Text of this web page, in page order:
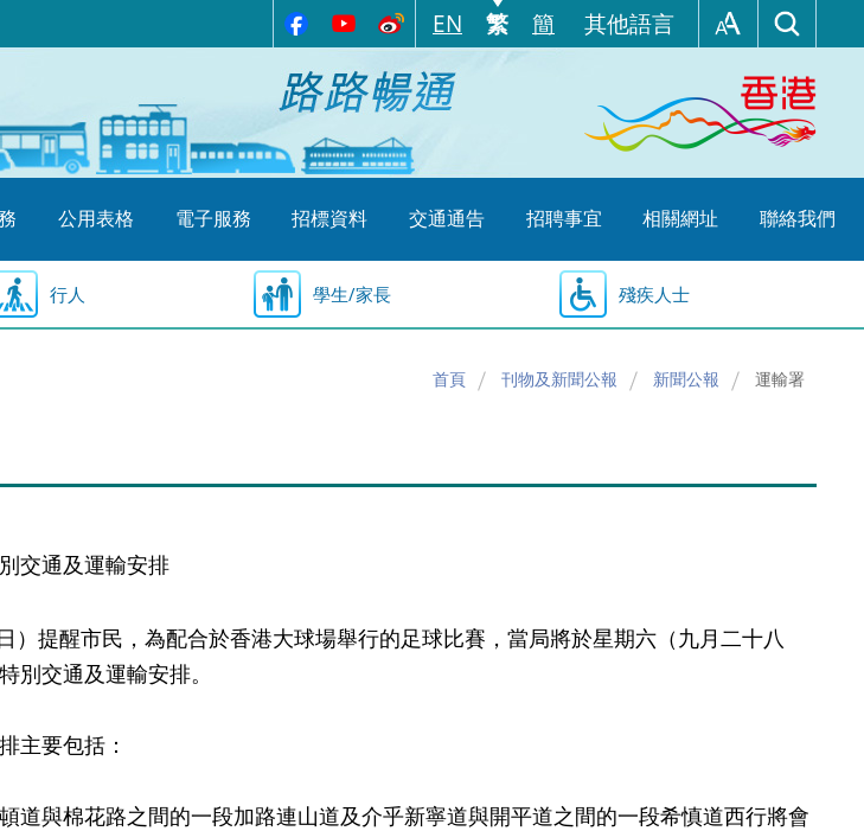
EN 繁 簡 其他語言
公用表格 電子服務 招標資料 交通通告 招聘事宜 相關網址 聯絡我們
行人 學生/家長 殘疾人士
首頁 刊物及新聞公報 新聞公報 運輸署
交通及運輸安排
提醒市民，為配合於香港大球場舉行的足球比賽，當局將於星期六（九月二十八
別交通及運輸安排。
要包括：
道與棉花路之間的一段加路連山道及介乎新寧道與開平道之間的一段希慎道西行將會